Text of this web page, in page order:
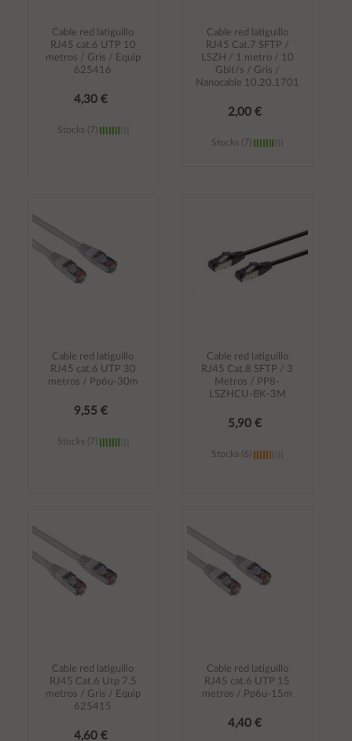
Cable red latiguillo
RJ45 cat.6 UTP 10
metros / Gris / Equip
625416
4,30 €
Stocks (7)
Cable red latiguillo
RJ45 Cat.7 SFTP /
LSZH / 1 metro / 10
Gbit/s / Gris /
Nanocable 10.20.1701
2,00 €
Stocks (7)
Cable red latiguillo
RJ45 cat.6 UTP 30
metros / Pp6u-30m
9,55 €
Stocks (7)
Cable red latiguillo
RJ45 Cat.8 SFTP / 3
Metros / PP8-
LSZHCU-BK-3M
5,90 €
Stocks (6)
Cable red latiguillo
RJ45 Cat.6 Utp 7.5
metros / Gris / Equip
625415
4,60 €
Cable red latiguillo
RJ45 cat.6 UTP 15
metros / Pp6u-15m
4,40 €